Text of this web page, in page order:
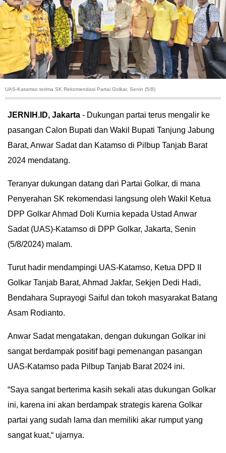
POLITIK
HUKUM
KRIMINAL
KHAZANAH
TEKNOLOGI
OTOMOTIF
OLAHRAGA
HIBURAN
GALLERY
DEPTH
OPINI
ADVERTORIAL
UAS-Katamso terima SK Rekomendasi Partai Golkar, Senin (5/8)
JERNIH.ID, Jakarta - Dukungan partai terus mengalir ke
pasangan Calon Bupati dan Wakil Bupati Tanjung Jabung
Barat, Anwar Sadat dan Katamso di Pilbup Tanjab Barat
2024 mendatang.
Teranyar dukungan datang dari Partai Golkar, di mana
Penyerahan SK rekomendasi langsung oleh Wakil Ketua
DPP Golkar Ahmad Doli Kurnia kepada Ustad Anwar
Sadat (UAS)-Katamso di DPP Golkar, Jakarta, Senin
(5/8/2024) malam.
Turut hadir mendampingi UAS-Katamso, Ketua DPD II
Golkar Tanjab Barat, Ahmad Jakfar, Sekjen Dedi Hadi,
Bendahara Suprayogi Saiful dan tokoh masyarakat Batang
Asam Rodianto.
Anwar Sadat mengatakan, dengan dukungan Golkar ini
sangat berdampak positif bagi pemenangan pasangan
UAS-Katamso pada Pilbup Tanjab Barat 2024 ini.
“Saya sangat berterima kasih sekali atas dukungan Golkar
ini, karena ini akan berdampak strategis karena Golkar
partai yang sudah lama dan memiliki akar rumput yang
sangat kuat,“ ujarnya.